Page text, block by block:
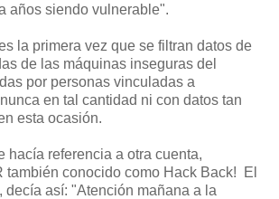
años siendo vulnerable".
la primera vez que se filtran datos de
de las máquinas inseguras del
por personas vinculadas a
en tal cantidad ni con datos tan
esta ocasión.
hacía referencia a otra cuenta,
también conocido como Hack Back! El
decía así: "Atención mañana a la